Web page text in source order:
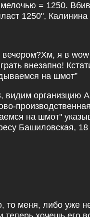
= 1250.
1250", Калинина
я в
внезапно!
на шмот”
видим организцию
на шмот"
Башиловская, 18
то меня, либо уже